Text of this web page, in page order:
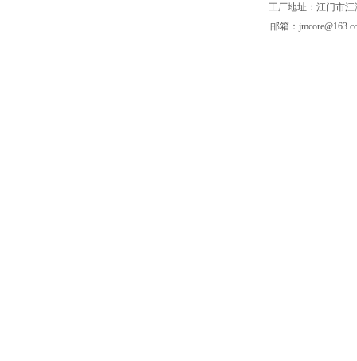
工厂地址：江门市江
邮箱：